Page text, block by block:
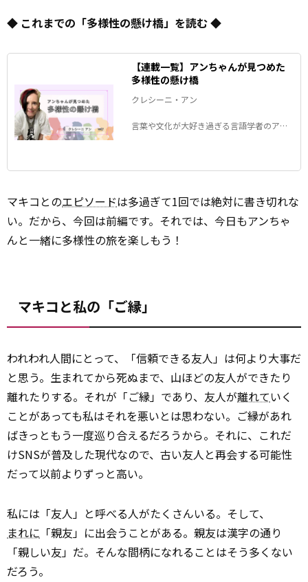
◆ これまでの「多様性の懸け橋」を読む ◆
【連載一覧】アンちゃんが見つめた
多様性の懸け橋
クレシーニ・アン
言葉や文化が大好き過ぎる言語学者のアン
取得するまでのさまざまな思いや出来事、
どを綴っていただきます。
マキコとのエピソードは多過ぎて1回では絶対に書き切れな
い。だから、今回は前編です。それでは、今日もアンちゃ
んと一緒に多様性の旅を楽しもう！
マキコと私の「ご縁」
われわれ人間にとって、「信頼できる友人」は何より大事だ
と思う。生まれてから死ぬまで、山ほどの友人ができたり
離れたりする。それが「ご縁」であり、友人が離れていく
ことがあっても私はそれを悪いとは思わない。ご縁があれ
ばきっともう一度巡り合えるだろうから。それに、これだ
けSNSが普及した現代なので、古い友人と再会する可能性
だって以前よりずっと高い。
私には「友人」と呼べる人がたくさんいる。そして、
まれに 「親友」に出会うことがある。親友は漢字の通り
「親しい友」だ。そんな間柄になれることはそう多くない
だろう。